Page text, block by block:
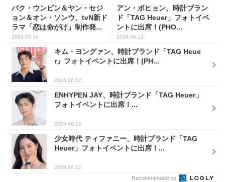
パク・ウンビン＆ヤン・セジ
ョン＆オン・ソンウ、tvN新ド
ラマ「恋は命がけ」制作発...
2026.07.14
アン・ボヒョン、時計ブラン
ド「TAG Heuer」フォトイベ
ントに出席！(PHO...
2026.06.12
キム・ヨングァン、時計ブランド「TAG Heue
r」フォトイベントに出席！(PH...
2026.06.12
ENHYPEN JAY、時計ブランド「TAG Heuer」
フォトイベントに出席！...
2026.06.12
少女時代 ティファニー、時計ブランド「TAG
Heuer」フォトイベントに出席！...
2026.06.12
Recommended by